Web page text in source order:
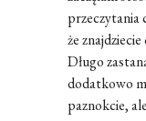
przeczytania
że
Długo
dodatkowo
paznokcie,